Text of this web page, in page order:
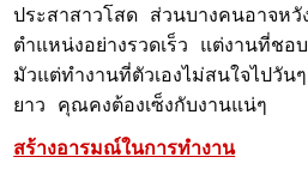
ประสาสาวโสด ส่วนบางคนอาจหวั
ตำแหน่งอย่างรวดเร็ว แต่งานที่ช
มัวแต่ทำงานที่ตัวเองไม่สนใจไปวัน
ยาว คุณคงต้องเซ็งกับงานแน่ๆ
สร้างอารมณ์ในการทำงาน